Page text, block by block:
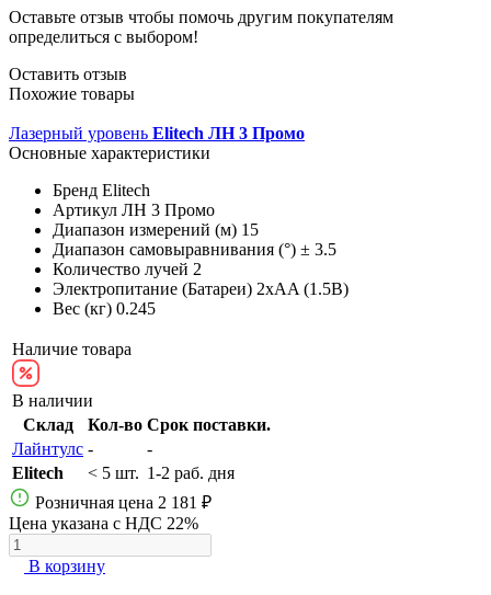
Оставьте отзыв чтобы помочь другим покупателям
определиться с выбором!
Оставить отзыв
Похожие товары
Лазерный уровень Elitech ЛН 3 Промо
Основные характеристики
Бренд Elitech
Артикул ЛН 3 Промо
Диапазон измерений (м) 15
Диапазон самовыравнивания (°) ± 3.5
Количество лучей 2
Электропитание (Батареи) 2xAA (1.5B)
Вес (кг) 0.245
Наличие товара
В наличии
Склад
Кол-во Срок поставки.
Лайнтулс -
-
Elitech
< 5 шт. 1-2 раб. дня
Розничная цена 2 181 ₽
Цена указана с НДС 22%
В корзину